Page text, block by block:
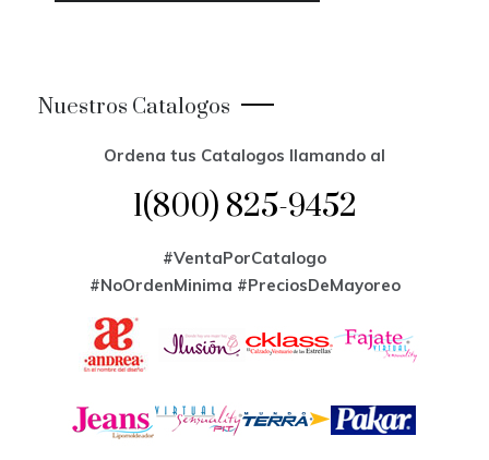
Nuestros Catalogos
Ordena tus Catalogos llamando al
1(800) 825-9452
#VentaPorCatalogo
#NoOrdenMinima #PreciosDeMayoreo